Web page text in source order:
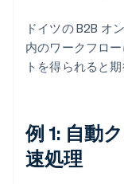
ドイツの B2B オ
内のワークフロ
トを得られると
例 1: 自動
速処理